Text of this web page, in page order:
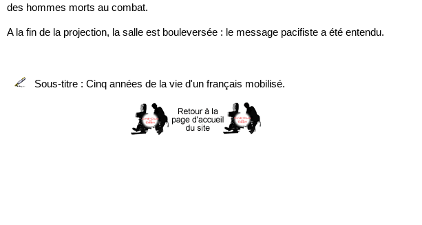
des hommes morts au combat.
A la fin de la projection, la salle est bouleversée : le message pacifiste a été entendu.
Sous-titre : Cinq années de la vie d'un français mobilisé.